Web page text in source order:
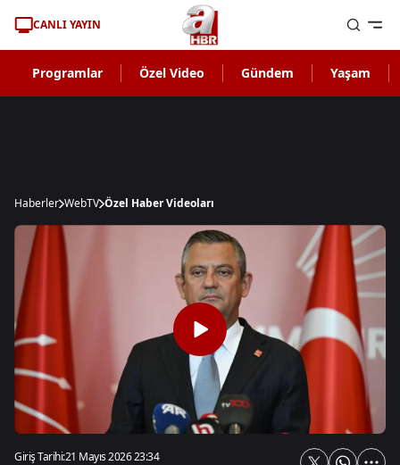
CANLI YAYIN
Programlar Özel Video Gündem Yaşam
Haberler WebTV Özel Haber Videoları
Giriş Tarihi:21 Mayıs 2026 23:34